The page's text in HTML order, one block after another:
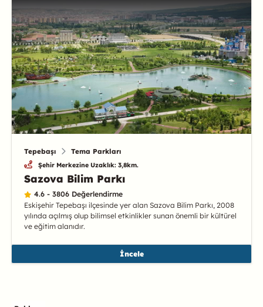
Tepebaşı Tema Parkları
Şehir Merkezine Uzaklık: 3,8km.
Sazova Bilim Parkı
4.6 - 3806 Değerlendirme
Eskişehir Tepebaşı ilçesinde yer alan Sazova Bilim Parkı, 2008
yılında açılmış olup bilimsel etkinlikler sunan önemli bir kültürel
ve eğitim alanıdır.
İncele